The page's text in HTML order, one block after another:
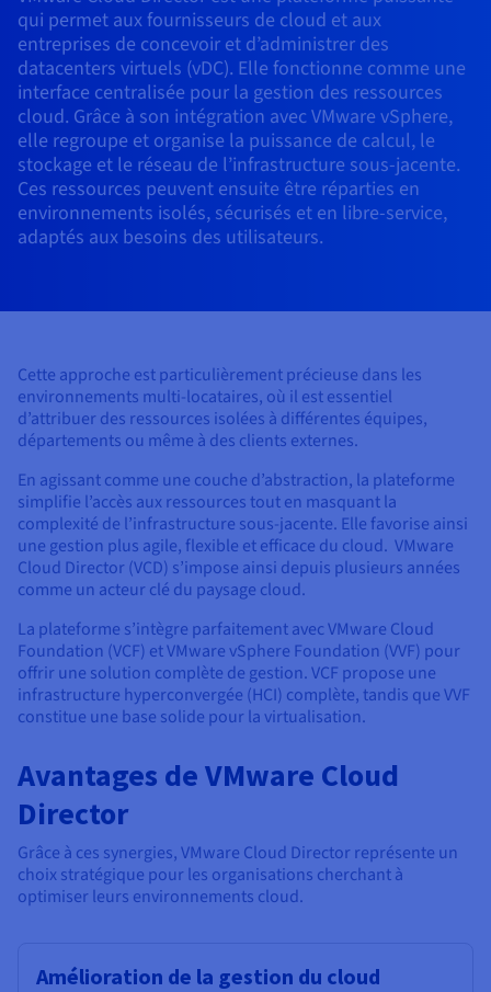
Quantum
Sécurité
Opérations
Développeurs
Roadmap & Changelog
Roadmap & Changelog
DISTRIBUER MON TRAFIC
Load Balancer
Tarifs
Disponibilités par régions
Documentation
Roadmap & Changelog
AI Endpoints - Catalogue des modèles
AI Endpoints - Bases API
AI Endpoints - Batch API
GPUS
Nvidia H200
Nvidia L4
Toutes les GPUs →
Tarifs
Disponibilités par régions
Documentation
Roadmap & Changelog
Managed HSM
Dedicated HSM
Infrastructure Anti-DDoS
Tarifs
Roadmap & Changelog
Tarifs
Disponibilités par régions
Documentation
Roadmap & Changelog
MCP Server
Tarifs
Disponibilités par régions
Documentation
Roadmap & Changelog
Guides et documentation
Conformité et certifications
Roadmap & Changelog
HYCU for OVHcloud
SAP HANA ON OVHCLOUD
SAP HANA on Bare Metal
SAP HANA on Private Cloud
Roadmap & Changelog
Cloud Native
AI & HPC
OPCP Packager
CLOUD READY
Self-Service Portal, API & IaC
IAM & Tenant Management
Gouvernance & Quotas
Observabilité
Roadmap & Changelog
BGP Services
PROTECTION & SÉCURITÉ
Infrastructure Anti-DDoS
Protection Game DDoS
SSL Gateway
Documentation
Roadmap & Changelog
Tarifs
Guides et documentation
Roadmap & Changelog
USAGES
Résilience et AZ
Grid computing
Virtualisation et conteneurisation
Tous les usages
Tarifs
OS & licences
Documentation
Revendeurs
Tous les usages
Documentation
Roadmap & Changelog
CDN Infrastructure
BGP Services
PROTECTION & SÉCURITÉ
Infrastructure Anti-DDoS
SSL Gateway
Documentation
Roadmap & Changelog
Bases de données additionnelles
Option Certificats SSL
Option CDN
USAGES
Héberger votre site WordPress
Créer mon site en 1 click
Créer ma boutique en ligne
Documentation
Roadmap & Changelog
qui permet aux fournisseurs de cloud et aux
entreprises de concevoir et d’administrer des
datacenters virtuels (vDC). Elle fonctionne comme une
interface centralisée pour la gestion des ressources
cloud. Grâce à son intégration avec VMware vSphere,
elle regroupe et organise la puissance de calcul, le
stockage et le réseau de l’infrastructure sous-jacente.
Ces ressources peuvent ensuite être réparties en
environnements isolés, sécurisés et en libre-service,
adaptés aux besoins des utilisateurs.
Cette approche est particulièrement précieuse dans les
environnements multi-locataires, où il est essentiel
d’attribuer des ressources isolées à différentes équipes,
départements ou même à des clients externes.
En agissant comme une couche d’abstraction, la plateforme
simplifie l’accès aux ressources tout en masquant la
complexité de l’infrastructure sous-jacente. Elle favorise ainsi
une gestion plus agile, flexible et efficace du cloud. VMware
Cloud Director (VCD) s’impose ainsi depuis plusieurs années
comme un acteur clé du paysage cloud.
La plateforme s’intègre parfaitement avec VMware Cloud
Foundation (VCF) et VMware vSphere Foundation (VVF) pour
offrir une solution complète de gestion. VCF propose une
infrastructure hyperconvergée (HCI) complète, tandis que VVF
constitue une base solide pour la virtualisation.
Avantages de VMware Cloud
Director
Grâce à ces synergies, VMware Cloud Director représente un
choix stratégique pour les organisations cherchant à
optimiser leurs environnements cloud.
Amélioration de la gestion du cloud